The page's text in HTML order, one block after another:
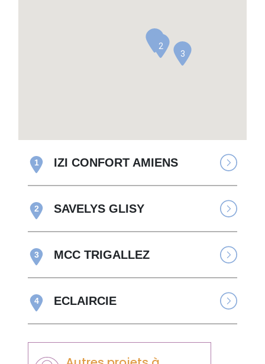
2
3
1 IZI CONFORT AMIENS
2 SAVELYS GLISY
3 MCC TRIGALLEZ
4 ECLAIRCIE